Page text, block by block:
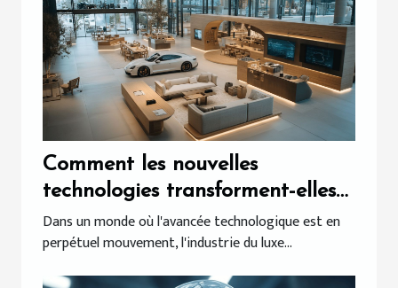
Comment les nouvelles
technologies transforment-elles
l'industrie du luxe ?
Dans un monde où l'avancée technologique est en
perpétuel mouvement, l'industrie du luxe...